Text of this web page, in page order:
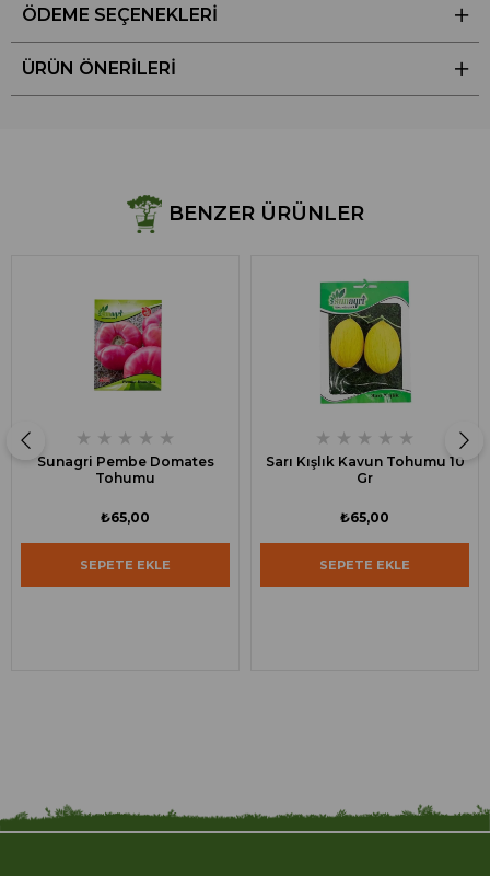
ÖDEME SEÇENEKLERI
ÜRÜN ÖNERILERI
BENZER ÜRÜNLER
★ ★ ★ ★ ★
Sunagri Pembe Domates
Tohumu
₺65,00
SEPETE EKLE
★ ★ ★ ★ ★
Sarı Kışlık Kavun Tohumu 10
Gr
₺65,00
SEPETE EKLE